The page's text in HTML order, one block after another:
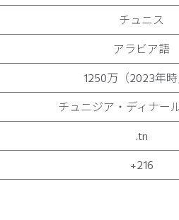
チュニス
アラビア語
1250万（2023年時
チュニジア・ディナール
.tn
+216